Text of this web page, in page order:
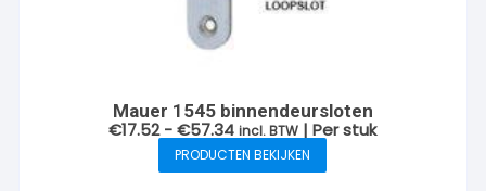
Mauer 1545 binnendeursloten
€17.52 - €57.34Prijsklasse:
€17.52
tot
€57.34
incl. BTW | Per stuk
PRODUCTEN BEKIJKEN